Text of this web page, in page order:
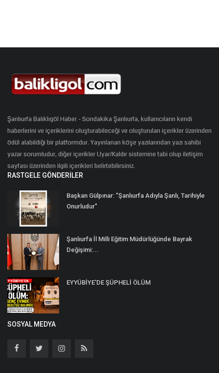
Şanlıurfa Balıklıgöl Haber - Sondakika Şanlıurfa, kullanıcıların kendi
haberlerini ve içeriklerini oluşturabileceği ve oluşturulan içerikler üzerinden
ödül alabildiği bir platformdur. Yayınlanan köşe yazılarından yazı sahibi
yazar sorumludur, diğer içerikler Uyar/Kaldır sistemine tabi olup iletişim
sayfası üzerinden ilgili içerikleri belirtebilirsiniz.
RASTGELE GÖNDERILER
Başkan Gülpınar: "Şanlıurfa Adıyla Şanlı, Tarihiyle
Onurludur"
Şanlıurfa İl Milli Eğitim Müdürlüğünde Bayrak
Değişimi:...
EYYÜBİYE'DE ŞÜPHELİ ÖLÜM
SOSYAL MEDYA